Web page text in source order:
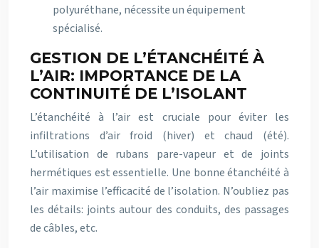
polyuréthane, nécessite un équipement
spécialisé.
GESTION DE L’ÉTANCHÉITÉ À
L’AIR: IMPORTANCE DE LA
CONTINUITÉ DE L’ISOLANT
L’étanchéité à l’air est cruciale pour éviter les
infiltrations d’air froid (hiver) et chaud (été).
L’utilisation de rubans pare-vapeur et de joints
hermétiques est essentielle. Une bonne étanchéité à
l’air maximise l’efficacité de l’isolation. N’oubliez pas
les détails: joints autour des conduits, des passages
de câbles, etc.